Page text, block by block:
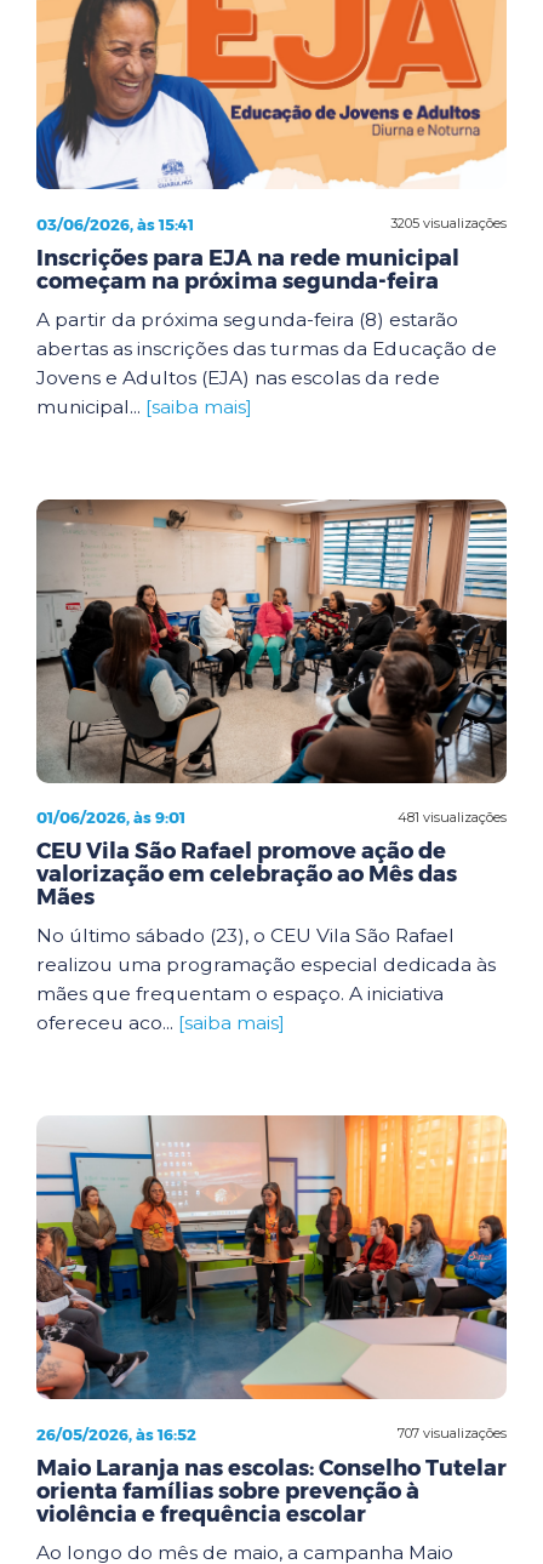
3205 visualizações
03/06/2026, às 15:41
Inscrições para EJA na rede municipal
começam na próxima segunda-feira
A partir da próxima segunda-feira (8) estarão
abertas as inscrições das turmas da Educação de
Jovens e Adultos (EJA) nas escolas da rede
municipal... [saiba mais]
481 visualizações
01/06/2026, às 9:01
CEU Vila São Rafael promove ação de
valorização em celebração ao Mês das
Mães
No último sábado (23), o CEU Vila São Rafael
realizou uma programação especial dedicada às
mães que frequentam o espaço. A iniciativa
ofereceu aco... [saiba mais]
707 visualizações
26/05/2026, às 16:52
Maio Laranja nas escolas: Conselho Tutelar
orienta famílias sobre prevenção à
violência e frequência escolar
Ao longo do mês de maio, a campanha Maio